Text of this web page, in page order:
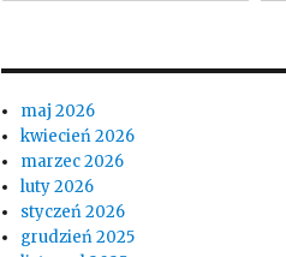
maj 2026
kwiecień 2026
marzec 2026
luty 2026
styczeń 2026
grudzień 2025